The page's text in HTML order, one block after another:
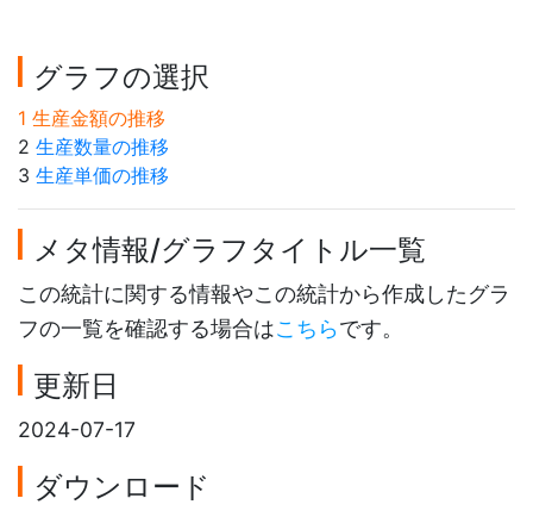
グラフの選択
1 生産金額の推移
2 生産数量の推移
3 生産単価の推移
メタ情報/グラフタイトル一覧
この統計に関する情報やこの統計から作成したグラ
フの一覧を確認する場合はこちらです。
更新日
2024-07-17
ダウンロード